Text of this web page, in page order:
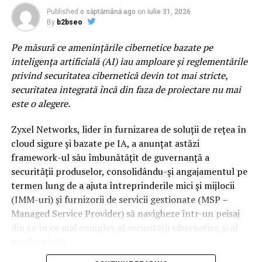
Raspandacul.ro
RELATED TOPICS:
UP NEXT
​Bancul zilei: Dezbatere
DON'T MISS
Moment de cumpÄnÄ pentru Adina VÄlean: Comisia care
a respins-o pe Rovana Plumb a chemat-o la audieri –
Stiri pe surse
cinematic al lui Two Feet, scena principala propune un
line-up construit pentru momente care raman cu tine
precum DE’WAYNE, Noga Erez sau Jalen Ngonda, trei
dintre cele mai interesante voci ale muzicii
contemporane, acoperind o paleta larga de genuri
muzicale.
care urmaresc scena muzicala inainte ca aceasta sa
ajunga in mainstream. Indie, electronic, alternative si
proiecte experimentale coexista intr-un line-up care
pune reflectorul pe noua generatie de artisti si pe
directiile in care se indreapta muzica internationala. Pe
aceasta scena va urca si 2hollis, fenomenul alternativ al
noii generatii, dar si proiecte muzicale precum ZEP,
Electro Punk Clubrevine pentru al doilea an si
Published o săptămână ago on iulie 31, 2026
By b2bseo
Pe măsură ce amenințările cibernetice bazate pe
inteligența artificială (AI) iau amploare și reglementările
privind securitatea cibernetică devin tot mai stricte,
securitatea integrată încă din faza de proiectare nu mai
este o alegere.
Zyxel Networks, lider în furnizarea de soluții de rețea în
cloud sigure și bazate pe IA, a anunțat astăzi
framework-ul său îmbunătățit de guvernanță a
securității produselor, consolidându-și angajamentul pe
termen lung de a ajuta întreprinderile mici și mijlocii
(IMM-uri) și furnizorii de servicii gestionate (MSP –
Managed Service Provider) să navigheze într-un peisaj
din ce în ce mai complex al securității cibernetice și al